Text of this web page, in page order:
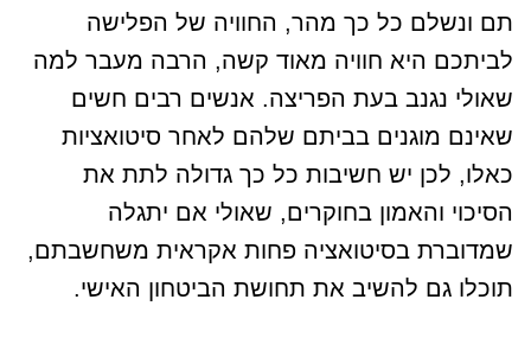
תם ונשלם כל כך מהר, החוויה של הפלישה
לביתכם היא חוויה מאוד קשה, הרבה מעבר למה
שאולי נגנב בעת הפריצה. אנשים רבים חשים
שאינם מוגנים בביתם שלהם לאחר סיטואציות
כאלו, לכן יש חשיבות כל כך גדולה לתת את
הסיכוי והאמון בחוקרים, שאולי אם יתגלה
שמדוברת בסיטואציה פחות אקראית משחשבתם,
תוכלו גם להשיב את תחושת הביטחון האישי.